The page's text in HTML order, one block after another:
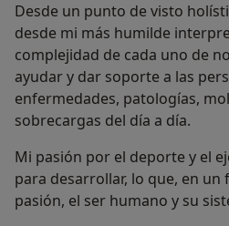
Desde un punto de visto
desde mi más humilde
complejidad de cada uno de
ayudar y dar soporte a las
enfermedades, patologías,
sobrecargas del día a día.
Mi pasión por el deporte y el
para desarrollar, lo que, en
pasión, el ser humano y su